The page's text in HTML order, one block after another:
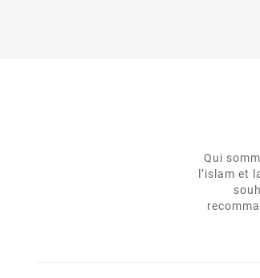
Qui
l’islam et